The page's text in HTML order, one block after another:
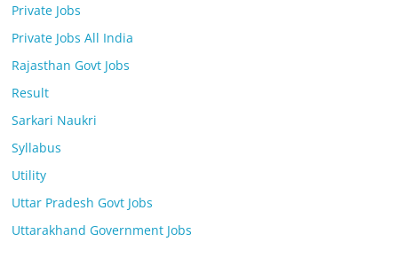
Private Jobs
Private Jobs All India
Rajasthan Govt Jobs
Result
Sarkari Naukri
Syllabus
Utility
Uttar Pradesh Govt Jobs
Uttarakhand Government Jobs